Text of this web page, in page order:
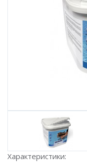
Характеристики: